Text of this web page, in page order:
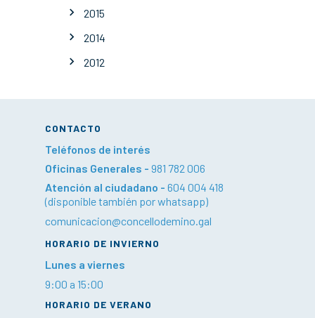
2015
2014
2012
CONTACTO
Teléfonos de interés
Oficinas Generales - 981 782 006
Atención al ciudadano - 604 004 418
(disponible también por whatsapp)
comunicacion@concellodemino.gal
HORARIO DE INVIERNO
Lunes a viernes
9:00 a 15:00
HORARIO DE VERANO